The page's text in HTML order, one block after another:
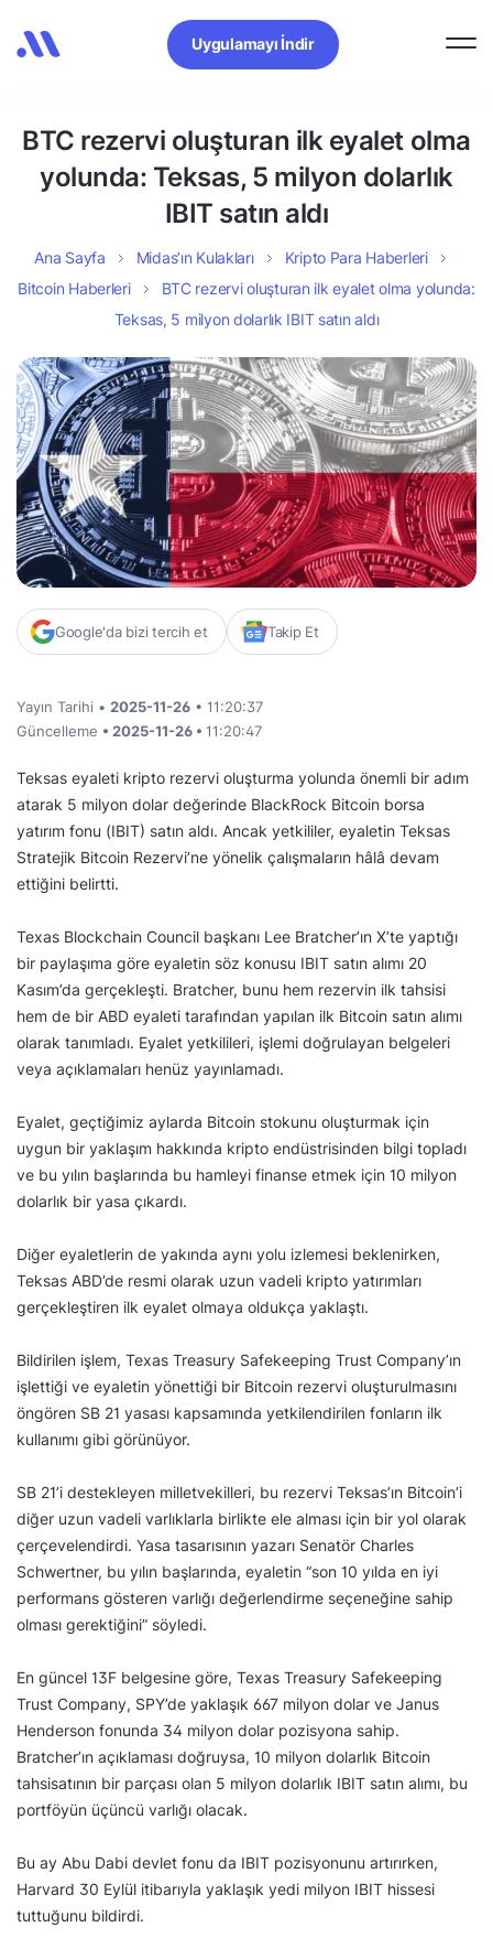
Uygulamayı İndir
BTC rezervi oluşturan ilk eyalet olma
yolunda: Teksas, 5 milyon dolarlık
IBIT satın aldı
Ana Sayfa Midas’ın Kulakları
Kripto Para Haberleri
Bitcoin Haberleri
BTC rezervi oluşturan ilk eyalet olma yolunda:
Teksas, 5 milyon dolarlık IBIT satın aldı
Google'da bizi tercih et Takip Et
Yayın Tarihi • 2025-11-26 • 11:20:37
Güncelleme • 2025-11-26 • 11:20:47
Teksas eyaleti kripto rezervi oluşturma yolunda önemli bir adım
atarak 5 milyon dolar değerinde BlackRock Bitcoin borsa
yatırım fonu (IBIT) satın aldı. Ancak yetkililer, eyaletin Teksas
Stratejik Bitcoin Rezervi’ne yönelik çalışmaların hâlâ devam
ettiğini belirtti.
Texas Blockchain Council başkanı Lee Bratcher’ın X’te yaptığı
bir paylaşıma göre eyaletin söz konusu IBIT satın alımı 20
Kasım’da gerçekleşti. Bratcher, bunu hem rezervin ilk tahsisi
hem de bir ABD eyaleti tarafından yapılan ilk Bitcoin satın alımı
olarak tanımladı. Eyalet yetkilileri, işlemi doğrulayan belgeleri
veya açıklamaları henüz yayınlamadı.
Eyalet, geçtiğimiz aylarda Bitcoin stokunu oluşturmak için
uygun bir yaklaşım hakkında kripto endüstrisinden bilgi topladı
ve bu yılın başlarında bu hamleyi finanse etmek için 10 milyon
dolarlık bir yasa çıkardı.
Diğer eyaletlerin de yakında aynı yolu izlemesi beklenirken,
Teksas ABD’de resmi olarak uzun vadeli kripto yatırımları
gerçekleştiren ilk eyalet olmaya oldukça yaklaştı.
Bildirilen işlem, Texas Treasury Safekeeping Trust Company’ın
işlettiği ve eyaletin yönettiği bir Bitcoin rezervi oluşturulmasını
öngören SB 21 yasası kapsamında yetkilendirilen fonların ilk
kullanımı gibi görünüyor.
SB 21’i destekleyen milletvekilleri, bu rezervi Teksas’ın Bitcoin’i
diğer uzun vadeli varlıklarla birlikte ele alması için bir yol olarak
çerçevelendirdi. Yasa tasarısının yazarı Senatör Charles
Schwertner, bu yılın başlarında, eyaletin “son 10 yılda en iyi
performans gösteren varlığı değerlendirme seçeneğine sahip
olması gerektiğini” söyledi.
En güncel 13F belgesine göre, Texas Treasury Safekeeping
Trust Company, SPY’de yaklaşık 667 milyon dolar ve Janus
Henderson fonunda 34 milyon dolar pozisyona sahip.
Bratcher’ın açıklaması doğruysa, 10 milyon dolarlık Bitcoin
tahsisatının bir parçası olan 5 milyon dolarlık IBIT satın alımı, bu
portföyün üçüncü varlığı olacak.
Bu ay Abu Dabi devlet fonu da IBIT pozisyonunu artırırken,
Harvard 30 Eylül itibarıyla yaklaşık yedi milyon IBIT hissesi
tuttuğunu bildirdi.